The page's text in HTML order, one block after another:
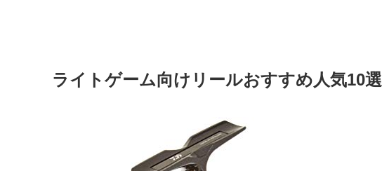
ライトゲーム向けリールおすすめ人気10選